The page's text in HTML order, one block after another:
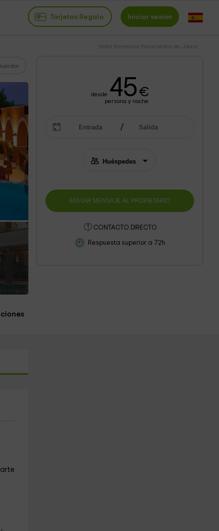
Tarjetas Regalo Iniciar sesión
Hotel Balneario Paracuellos de Jiloca
desde 45€
persona y noche
CONTACTO DIRECTO
Respuesta superior a 72h